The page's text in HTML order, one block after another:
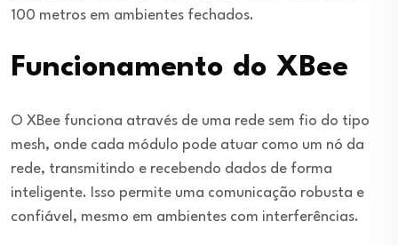
100 metros em ambientes fechados.
Funcionamento do XBee
O XBee funciona através de uma rede sem fio do tipo
mesh, onde cada módulo pode atuar como um nó da
rede, transmitindo e recebendo dados de forma
inteligente. Isso permite uma comunicação robusta e
confiável, mesmo em ambientes com interferências.